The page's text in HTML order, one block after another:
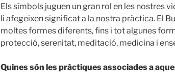
Els símbols juguen un gran rol en les nostres
li afegeixen significat a la nostra pràctica. El
moltes formes diferents, fins i tot algunes
protecció, serenitat, meditació, medicina i
Quines són les pràctiques associades a